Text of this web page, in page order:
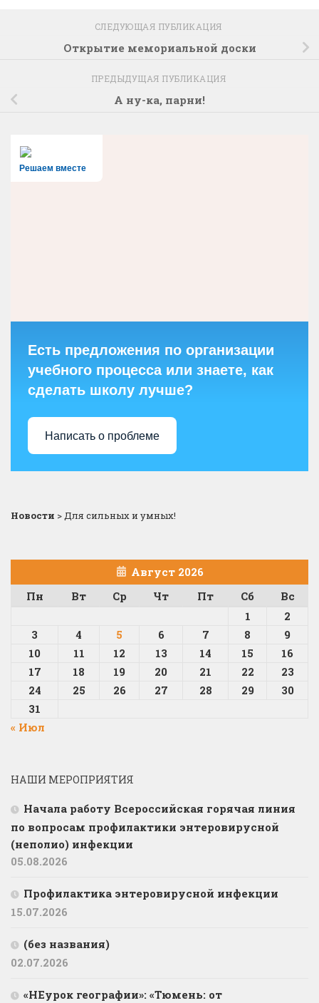
СЛЕДУЮЩАЯ ПУБЛИКАЦИЯ
Открытие мемориальной доски
ПРЕДЫДУЩАЯ ПУБЛИКАЦИЯ
А ну-ка, парни!
Решаем вместе
Есть предложения по организации
учебного процесса или знаете, как
сделать школу лучше?
Написать о проблеме
Новости >Для сильных и умных!
Август 2026
Пн
Вт Ср Чт Пт Сб
Вс
1
2
3
4 5 6 7 8
9
10
11 12 13 14 15
16
17
18 19 20 21 22
23
24
25 26 27 28 29
30
31
« Июл
НАШИ МЕРОПРИЯТИЯ
Начала работу Всероссийская горячая линия
по вопросам профилактики энтеровирусной
(неполио) инфекции
05.08.2026
Профилактика энтеровирусной инфекции
15.07.2026
(без названия)
02.07.2026
«НЕурок географии»: «Тюмень: от